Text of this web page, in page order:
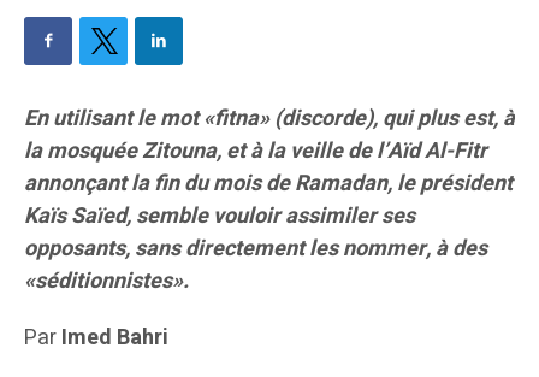
En utilisant le mot «fitna» (discorde), qui plus est, à
la mosquée Zitouna, et à la veille de l’Aïd Al-Fitr
annonçant la fin du mois de Ramadan, le président
Kaïs Saïed, semble vouloir assimiler ses
opposants, sans directement les nommer, à des
«séditionnistes».
ParImed Bahri